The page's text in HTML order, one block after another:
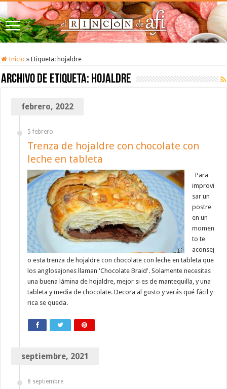
Inicio » Etiqueta: hojaldre
Archivo de etiqueta: hojaldre
febrero, 2022
5 febrero
Trenza de hojaldre con chocolate con
leche en tableta
Para
improvi
sar un
postre
en un
momen
to te
aconsej
o esta trenza de hojaldre con chocolate con leche en tableta que
los anglosajones llaman 'Chocolate Braid'. Solamente necesitas
una buena lámina de hojaldre, mejor si es de mantequilla, y una
tableta y media de chocolate. Decora al gusto y verás qué fácil y
rica se queda.
septiembre, 2021
8 septiembre